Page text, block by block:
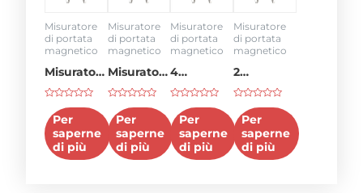
Misuratore
di portata
magnetico
Misuratore
di portata
4-20ma
su
5
Per
saperne
di più
Misuratore
di portata
magnetico
Misuratore
di portata
da 4
pollici
suPer
saperne
di più
Misuratore
di portata
magnetico
4
Misuratore
di portata
20ma
suPer
saperne
di più
Misuratore
di portata
magnetico
2
misuratore
di portata
in linea
suPer
saperne
di più